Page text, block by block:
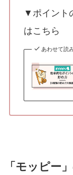
▼ポイント
はこちら
あわせて読
「モッピー